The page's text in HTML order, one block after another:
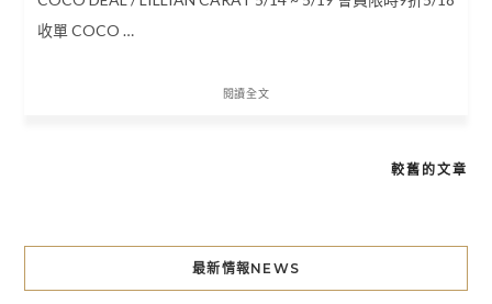
收單 COCO …
閱讀全文
導
覽
較舊的文章
最新情報NEWS